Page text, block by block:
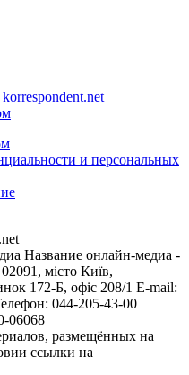
и персональных
Название онлайн-медиа -
місто Київ,
172-Б, офіс 208/1 E-mail:
044-205-43-00
06068
размещённых на
ссылки на